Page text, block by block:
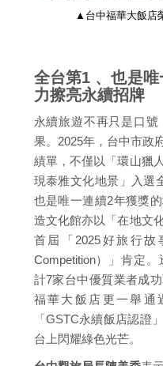
▲台中福華大飯店
全台第1 、也是
力擦亮永續招牌
永續旅遊不再只是口
果。2025年，台中市政
績單，不僅以「環山獵
現泰雅文化地景」入選
也是唯一連續2年獲獎
造文化館亦以「在地文
首屆「2025好旅行故
Competition）」肯定
計7家台中優質業者成
福華大飯店更一舉通
「GSTC永續飯店認證
台上閃耀綠色光芒。